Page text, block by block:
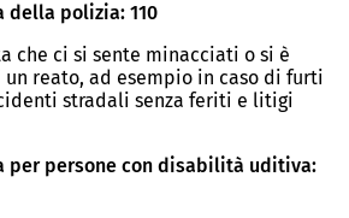
della polizia: 110
che ci si sente minacciati o si è
reato, ad esempio in caso di furti
stradali senza feriti e litigi
per persone con disabilità uditiva: